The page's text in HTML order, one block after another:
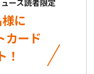
ース読者限定
に
カード
！